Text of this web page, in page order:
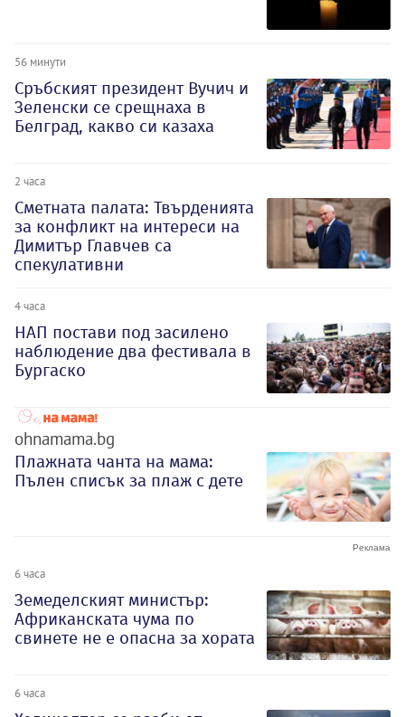
56 минути
Сръбският президент Вучич и
Зеленски се срещнаха в
Белград, какво си казаха
2 часа
Сметната палата: Твърденията
за конфликт на интереси на
Димитър Главчев са
спекулативни
4 часа
НАП постави под засилено
наблюдение два фестивала в
Бургаско
ohnamama.bg
Плажната чанта на мама:
Пълен списък за плаж с дете
6 часа
Земеделският министър:
Африканската чума по
свинете не е опасна за хората
6 часа